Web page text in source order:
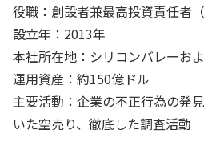
役職：創設者兼最高投資責任者（
設立年：2013年
本社所在地：シリコンバレーお
運用資産：約150億ドル
主要活動：企業の不正行為の発
いた空売り、徹底した調査活動